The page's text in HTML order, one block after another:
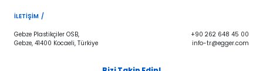
İLETIŞIM /
Gebze Plastikçiler OSB,
Gebze, 41400 Kocaeli, Türkiye
+90 262 648 45 00
info-tr@egger.com